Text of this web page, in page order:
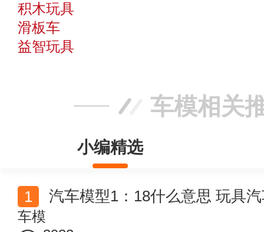
积木玩具
滑板车
益智玩具
车模相关
小编精选
汽车模型1：18什么意思 玩具
车模